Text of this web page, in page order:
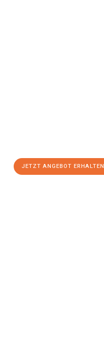
JETZT ANGEBOT ERHALTEN